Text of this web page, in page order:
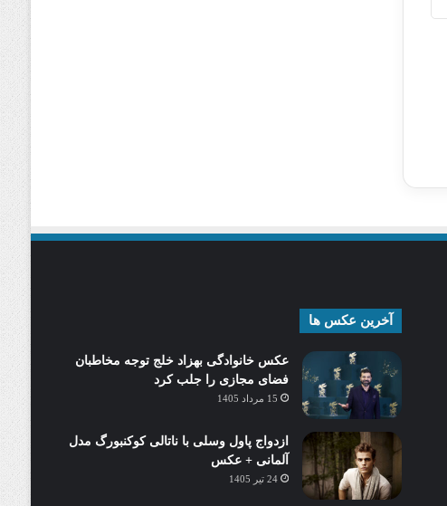
آخرین عکس ها
عکس خانوادگی بهزاد خلج توجه مخاطبان
فضای مجازی را جلب کرد
15 مرداد 1405
ازدواج پاول وسلی با ناتالی کوکنبورگ مدل
آلمانی + عکس
24 تیر 1405